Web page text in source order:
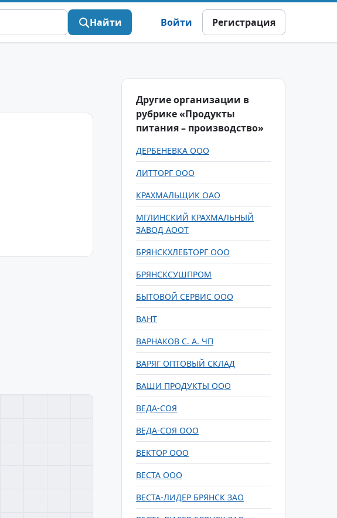
Найти Войти Регистрация
Другие организации в
рубрике «Продукты
питания – производство»
ДЕРБЕНЕВКА ООО
ЛИТТОРГ ООО
КРАХМАЛЬЩИК ОАО
МГЛИНСКИЙ КРАХМАЛЬНЫЙ
ЗАВОД АООТ
БРЯНСКХЛЕБТОРГ ООО
БРЯНСКСУШПРОМ
БЫТОВОЙ СЕРВИС ООО
ВАНТ
ВАРНАКОВ С. А. ЧП
ВАРЯГ ОПТОВЫЙ СКЛАД
ВАШИ ПРОДУКТЫ ООО
ВЕДА-СОЯ
ВЕДА-СОЯ ООО
ВЕКТОР ООО
ВЕСТА ООО
ВЕСТА-ЛИДЕР БРЯНСК ЗАО